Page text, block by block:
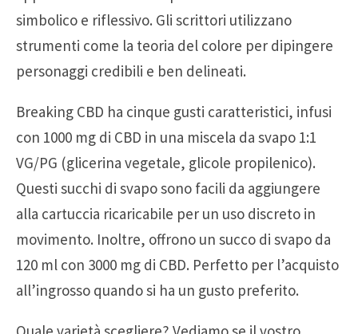
simbolico e riflessivo. Gli scrittori utilizzano
strumenti come la teoria del colore per dipingere
personaggi credibili e ben delineati.
Breaking CBD ha cinque gusti caratteristici, infusi
con 1000 mg di CBD in una miscela da svapo 1:1
VG/PG (glicerina vegetale, glicole propilenico).
Questi succhi di svapo sono facili da aggiungere
alla cartuccia ricaricabile per un uso discreto in
movimento. Inoltre, offrono un succo di svapo da
120 ml con 3000 mg di CBD. Perfetto per l’acquisto
all’ingrosso quando si ha un gusto preferito.